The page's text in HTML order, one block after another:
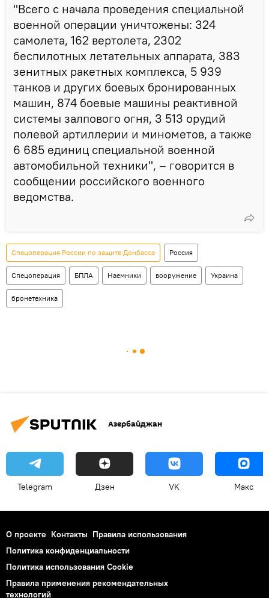
"Всего с начала проведения специальной
военной операции уничтожены: 324
самолета, 162 вертолета, 2302
беспилотных летательных аппарата, 383
зенитных ракетных комплекса, 5 939
танков и других боевых бронированных
машин, 874 боевые машины реактивной
системы залпового огня, 3 513 орудий
полевой артиллерии и минометов, а также
6 685 единиц специальной военной
автомобильной техники", – говорится в
сообщении российского военного
ведомства.
Спецоперация России по защите Донбасса Россия
Спецоперация БПЛА Наемники вооружение Украина
бронетехника
Азербайджан
Telegram Дзен VK Макс
О проекте Контакты Правила использования
Политика конфиденциальности
Политика использования Cookie
Правила применения рекомендательных
технологий